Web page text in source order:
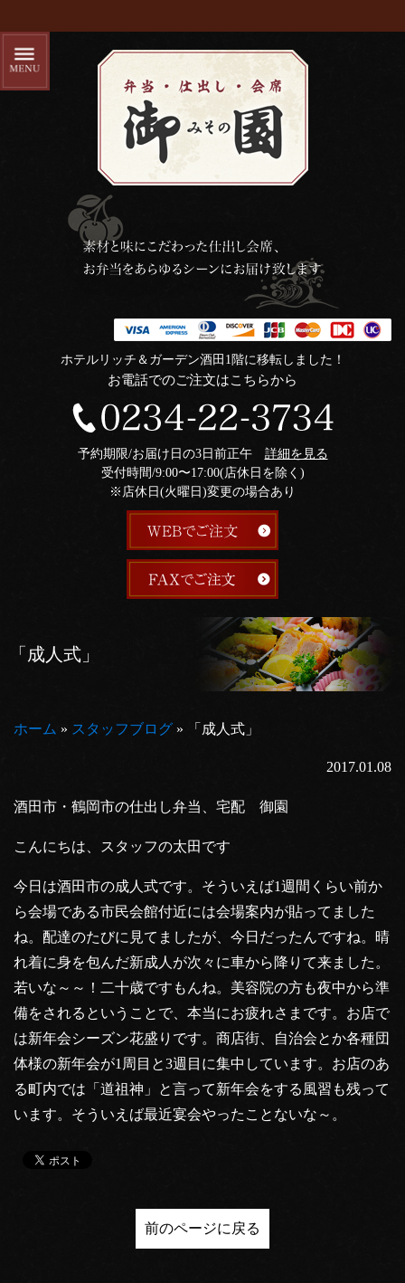
ホテルリッチ＆ガーデン酒田1階に移転しました！
お電話でのご注文はこちらから
予約期限/お届け日の3日前正午 詳細を見る
受付時間/9:00〜17:00(店休日を除く)
※店休日(火曜日)変更の場合あり
「成人式」
ホーム » スタッフブログ » 「成人式」
2017.01.08
酒田市・鶴岡市の仕出し弁当、宅配 御園
こんにちは、スタッフの太田です
今日は酒田市の成人式です。そういえば1週間くらい前か
ら会場である市民会館付近には会場案内が貼ってました
ね。配達のたびに見てましたが、今日だったんですね。晴
れ着に身を包んだ新成人が次々に車から降りて来ました。
若いな～～！二十歳ですもんね。美容院の方も夜中から準
備をされるということで、本当にお疲れさまです。お店で
は新年会シーズン花盛りです。商店街、自治会とか各種団
体様の新年会が1周目と3週目に集中しています。お店のあ
る町内では「道祖神」と言って新年会をする風習も残って
います。そういえば最近宴会やったことないな～。
前のページに戻る